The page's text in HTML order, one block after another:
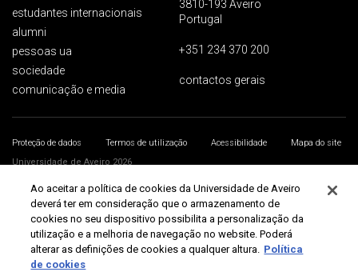
estudantes internacionais
alumni
pessoas ua
sociedade
comunicação e media
3810-193 Aveiro
Portugal
+351 234 370 200
contactos gerais
Proteção de dados Termos de utilização Acessibilidade
Mapa do site
Universidade de Aveiro 2026
Ao aceitar a política de cookies da Universidade de Aveiro
deverá ter em consideração que o armazenamento de
cookies no seu dispositivo possibilita a personalização da
utilização e a melhoria de navegação no website. Poderá
alterar as definições de cookies a qualquer altura. Política
de cookies